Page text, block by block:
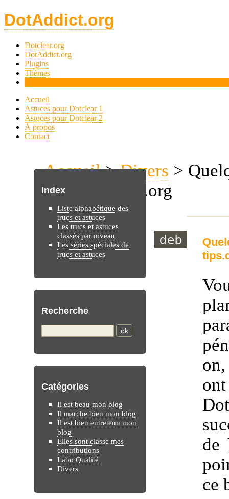
DotAddict.org
Dotclear.org
DotAddict.org
Plugins
Thèmes
Accueil
Astuces pour Dotclear 1
Astuces pour Dotclear 2
À propos
Contact
Accueil>Divers >
tips.dotaddict.org
de
ce
Index
Liste alphabétique des
trucs et astuces
Les trucs et astuces
classés par niveau
Les séries spéciales de
trucs et astuces
Recherche
Catégories
Il est beau mon blog
Il marche bien mon blog
Il est bien entretenu mon
blog
Elles sont classe mes
contributions
Labo Qualité
Divers